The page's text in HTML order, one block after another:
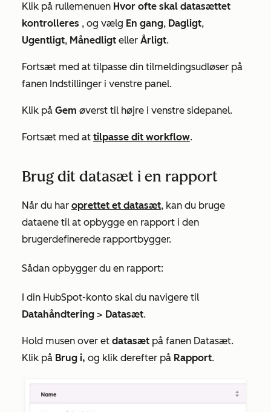
Klik på rullemenuen Hvor ofte skal datasættet
kontrolleres , og vælg En gang, Dagligt,
Ugentligt, Månedligt eller Årligt.
Fortsæt med at tilpasse din tilmeldingsudløser på
fanen Indstillinger i venstre panel.
Klik på Gem øverst til højre i venstre sidepanel.
Fortsæt med at tilpasse dit workflow.
Brug dit datasæt i en rapport
Når du har oprettet et datasæt, kan du bruge
dataene til at opbygge en rapport i den
brugerdefinerede rapportbygger.
Sådan opbygger du en rapport:
I din HubSpot-konto skal du navigere til
Datahåndtering > Datasæt.
Hold musen over et datasæt på fanen Datasæt.
Klik på Brug i, og klik derefter på Rapport.